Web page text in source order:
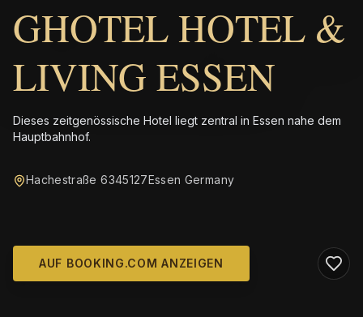
GHOTEL HOTEL &
LIVING ESSEN
Dieses zeitgenössische Hotel liegt zentral in Essen nahe dem
Hauptbahnhof.
Hachestraße 6345127Essen Germany
AUF BOOKING.COM ANZEIGEN